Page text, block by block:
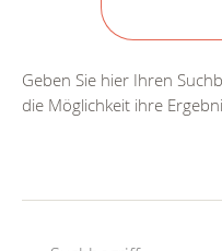
Geben Sie hier Ihren
die Möglichkeit ihre